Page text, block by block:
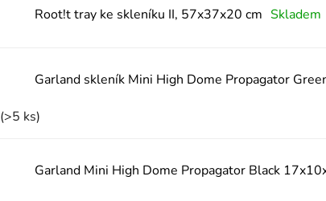
Root!t tray ke skleníku II, 57x37x20 cm Skladem
Garland skleník Mini High Dome Propagator
(>5 ks)
Garland Mini High Dome Propagator Black